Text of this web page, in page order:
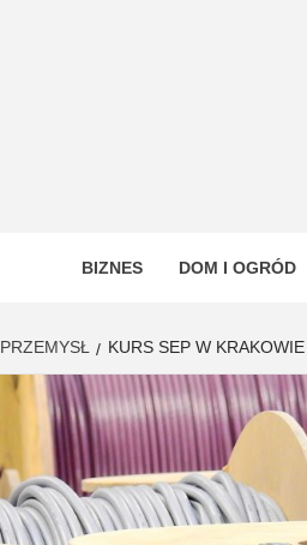
BIZNES DOM I OGRÓD
PRZEMYSŁ KURS SEP W KRAKOWIE